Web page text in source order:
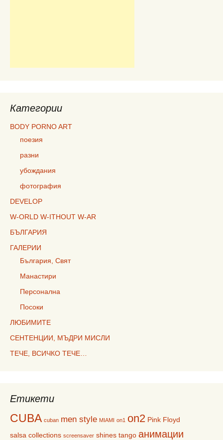
Категории
BODY PORNO ART
поезия
разни
убождания
фотография
DEVELOP
W-ORLD W-ITHOUT W-AR
БЪЛГАРИЯ
ГАЛЕРИИ
България, Свят
Манастири
Персонална
Посоки
ЛЮБИМИТЕ
СЕНТЕНЦИИ, МЪДРИ МИСЛИ
ТЕЧЕ, ВСИЧКО ТЕЧЕ…
Етикети
CUBA cuban men style MIAMI on1 on2 Pink Floyd
salsa collections screensaver shines tango анимации